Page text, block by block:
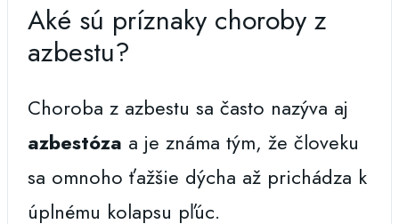
Aké sú príznaky choroby z
azbestu?
Choroba z azbestu sa často nazýva aj
azbestóza a je známa tým, že človeku
sa omnoho ťažšie dýcha až prichádza k
úplnému kolapsu pľúc.